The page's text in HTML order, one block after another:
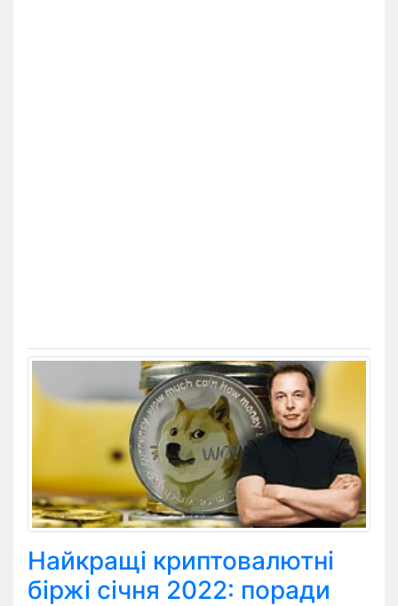
Найкращі криптовалютні
біржі січня 2022: поради